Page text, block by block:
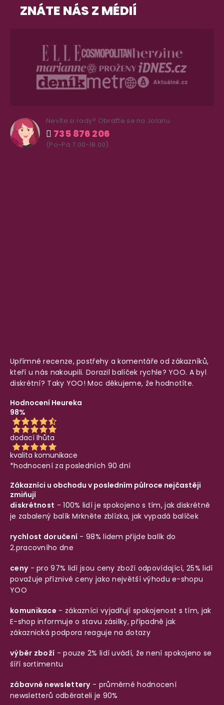
ZNÁTE NÁS Z MÉDIÍ
Nevíte si rady? Obraťte se na Jolanu
735 876 206
(Po-Pá 7.00-18.00)
Upřímné recenze, postřehy a komentáře od zákazníků,
kteří u nás nakoupili. Dorazil balíček rychle? YOO. A byl
diskrétní? Taky YOO! Moc děkujeme, že hodnotíte.
Hodnocení Heureka
98%
dodací lhůta
kvalita komunikace
*hodnocení za posledních 90 dní
Zákazníci u obchodu v posledním půlroce nejčastěji
zmiňují
diskrétnost - 100% lidí je spokojeno s tím, jak diskrétně
je zabalený balíkMrkněte zblízka, jak vypadá balíček
rychlost doručení - 98% lidem přijde balík do
2.pracovního dne
ceny- pro 97% lidí jsou ceny zboží odpovídající, 25% lidí
považuje příznivé ceny jako největší výhodu e-shopu
YOO
komunikace - zákazníci vyjadřují spokojenost s tím, jak
E-shop informuje o stavu zásilky, případně jak
zákaznická podpora reaguje na dotazy
výběr zboží - pouze 2% lidí uvádí, že není spokojeno se
šíří sortimentu
zábavné newslettery- průměrné hodnocení
newsletterů odběrateli je 90%